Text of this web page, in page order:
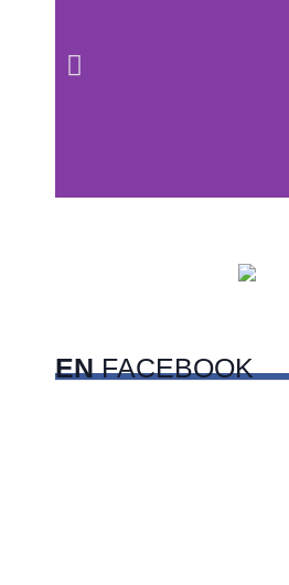
PetFriendly en
ENFACEBOOK